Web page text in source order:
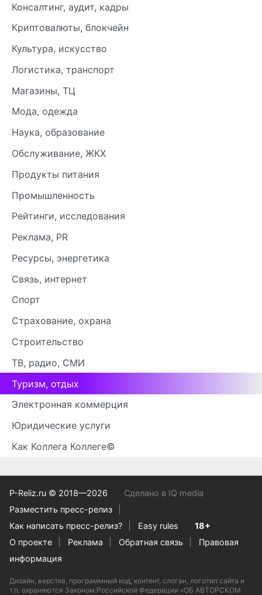
Консалтинг, аудит, кадры
Криптовалюты, блокчейн
Культура, искусство
Логистика, транспорт
Магазины, ТЦ
Мода, одежда
Наука, образование
Обслуживание, ЖКХ
Продукты питания
Промышленность
Рейтинги, исследования
Реклама, PR
Ресурсы, энергетика
Связь, интернет
Спорт
Страхование, охрана
Строительство
ТВ, радио, СМИ
Туризм, отдых
Электронная коммерция
Юридические услуги
Как Коллега Коллеге©
P-Reliz.ru © 2018—2026
Сделано в IQ media
Разместить пресс-релиз
Как написать пресс-релиз?
Easy rules
18+
О проекте
Реклама Обратная связь
Правовая
информация
Дизайн, верстка, программный код, контент, слоган, логотип сайта и
т.п. охраняются Законом Российской Федерации «ОБ АВТОРСКОМ